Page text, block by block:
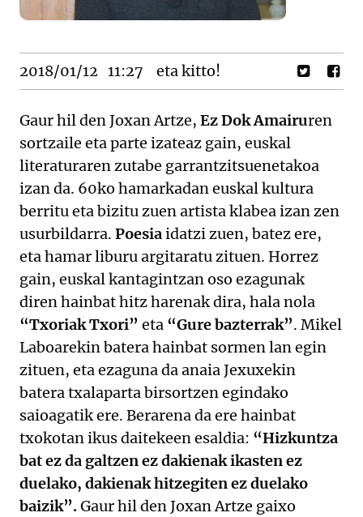
2018/01/12 11:27 eta kitto!
Gaur hil den Joxan Artze, Ez Dok Amairuren
sortzaile eta parte izateaz gain, euskal
literaturaren zutabe garrantzitsuenetakoa
izan da. 60ko hamarkadan euskal kultura
berritu eta bizitu zuen artista klabea izan zen
usurbildarra. Poesiaidatzi zuen, batez ere,
eta hamar liburu argitaratu zituen. Horrez
gain, euskal kantagintzan oso ezagunak
diren hainbat hitz harenak dira, hala nola
“Txoriak Txori” eta “Gure bazterrak”. Mikel
Laboarekin batera hainbat sormen lan egin
zituen, eta ezaguna da anaia Jexuxekin
batera txalaparta birsortzen egindako
saioagatik ere. Berarena da ere hainbat
txokotan ikus daitekeen esaldia: “Hizkuntza
bat ez da galtzen ez dakienak ikasten ez
duelako, dakienak hitzegiten ez duelako
baizik”.Gaur hil den Joxan Artze gaixo